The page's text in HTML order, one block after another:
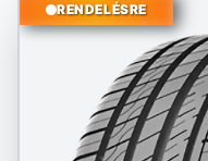
RENDELÉSRE